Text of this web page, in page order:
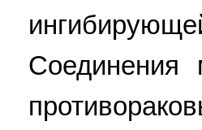
Соединения